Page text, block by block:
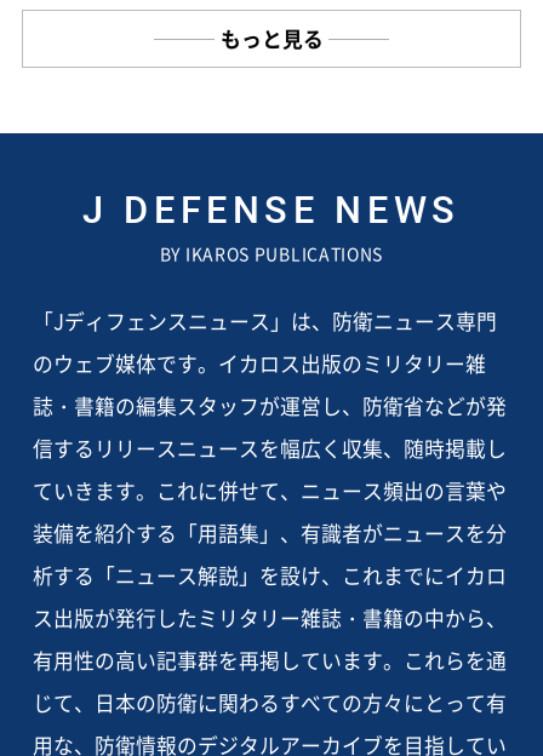
もっと見る
J DEFENSE NEWS
BY IKAROS PUBLICATIONS
「Jディフェンスニュース」は、防衛ニュース専門
のウェブ媒体です。イカロス出版のミリタリー雑
誌・書籍の編集スタッフが運営し、防衛省などが発
信するリリースニュースを幅広く収集、随時掲載し
ていきます。これに併せて、ニュース頻出の言葉や
装備を紹介する「用語集」、有識者がニュースを分
析する「ニュース解説」を設け、これまでにイカロ
ス出版が発行したミリタリー雑誌・書籍の中から、
有用性の高い記事群を再掲しています。これらを通
じて、日本の防衛に関わるすべての方々にとって有
用な、防衛情報のデジタルアーカイブを目指してい